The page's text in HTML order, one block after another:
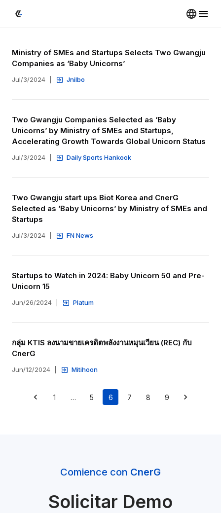
Ministry of SMEs and Startups Selects Two Gwangju
Companies as ‘Baby Unicorns’
Jul/3/2024 Jnilbo
Two Gwangju Companies Selected as ‘Baby
Unicorns’ by Ministry of SMEs and Startups,
Accelerating Growth Towards Global Unicorn Status
Jul/3/2024 Daily Sports Hankook
Two Gwangju start ups Biot Korea and CnerG
Selected as ‘Baby Unicorns’ by Ministry of SMEs and
Startups
Jul/3/2024 FN News
Startups to Watch in 2024: Baby Unicorn 50 and Pre-
Unicorn 15
Jun/26/2024 Platum
กลุ่ม KTIS ลงนามขายเครดิตพลังงานหมุนเวียน (REC) กับ
CnerG
Jun/12/2024 Mitihoon
1 … 5 6 7 8 9
Comience con CnerG
Solicitar Demo